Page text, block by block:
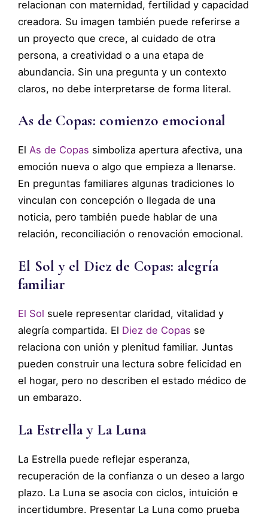
relacionan con maternidad, fertilidad y capacidad
creadora. Su imagen también puede referirse a
un proyecto que crece, al cuidado de otra
persona, a creatividad o a una etapa de
abundancia. Sin una pregunta y un contexto
claros, no debe interpretarse de forma literal.
As de Copas: comienzo emocional
El As de Copas simboliza apertura afectiva, una
emoción nueva o algo que empieza a llenarse.
En preguntas familiares algunas tradiciones lo
vinculan con concepción o llegada de una
noticia, pero también puede hablar de una
relación, reconciliación o renovación emocional.
El Sol y el Diez de Copas: alegría
familiar
El Sol suele representar claridad, vitalidad y
alegría compartida. El Diez de Copas se
relaciona con unión y plenitud familiar. Juntas
pueden construir una lectura sobre felicidad en
el hogar, pero no describen el estado médico de
un embarazo.
La Estrella y La Luna
La Estrella puede reflejar esperanza,
recuperación de la confianza o un deseo a largo
plazo. La Luna se asocia con ciclos, intuición e
incertidumbre. Presentar La Luna como prueba